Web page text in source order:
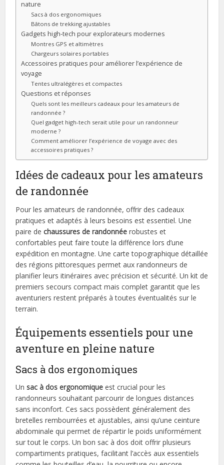
nature
Sacs à dos ergonomiques
Bâtons de trekking ajustables
Gadgets high-tech pour explorateurs modernes
Montres GPS et altimètres
Chargeurs solaires portables
Accessoires pratiques pour améliorer l’expérience de
voyage
Tentes ultralégères et compactes
Questions et réponses
Quels sont les meilleurs cadeaux pour les amateurs de
randonnée ?
Quel gadget high-tech serait utile pour un randonneur
moderne ?
Comment améliorer l’expérience de voyage avec des
accessoires pratiques ?
Idées de cadeaux pour les amateurs
de randonnée
Pour les amateurs de randonnée, offrir des cadeaux
pratiques et adaptés à leurs besoins est essentiel. Une
paire dechaussures de randonnée robustes et
confortables peut faire toute la différence lors d’une
expédition en montagne. Une carte topographique détaillée
des régions pittoresques permet aux randonneurs de
planifier leurs itinéraires avec précision et sécurité. Un kit de
premiers secours compact mais complet garantit que les
aventuriers restent préparés à toutes éventualités sur le
terrain.
Équipements essentiels pour une
aventure en pleine nature
Sacs à dos ergonomiques
Unsac à dos ergonomique est crucial pour les
randonneurs souhaitant parcourir de longues distances
sans inconfort. Ces sacs possèdent généralement des
bretelles rembourrées et ajustables, ainsi qu’une ceinture
abdominale qui permet de répartir le poids uniformément
sur tout le corps. Un bon sac à dos doit offrir plusieurs
compartiments pratiques, facilitant l’accès aux essentiels